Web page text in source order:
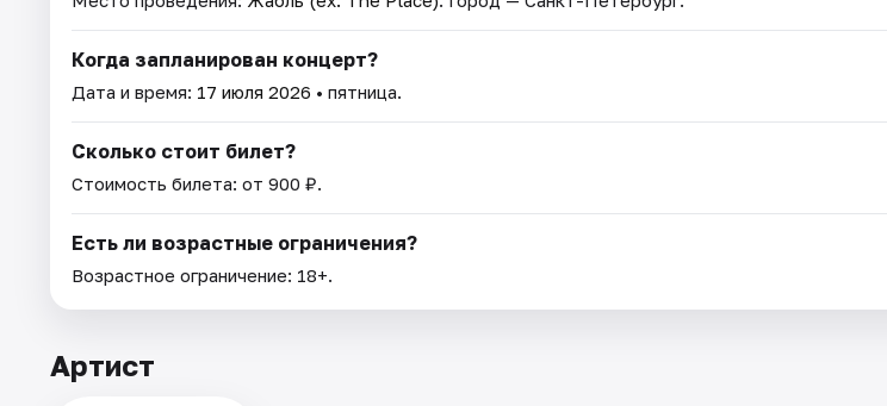
Когда запланирован концерт?
Дата и время: 17 июля 2026 • пятница.
Сколько стоит билет?
Стоимость билета: от 900 ₽.
Есть ли возрастные ограничения?
Возрастное ограничение: 18+.
Артист